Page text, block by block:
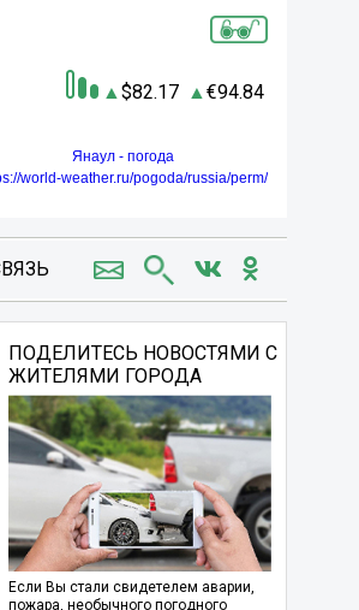
82.17 94.84
Янаул - погода
world-weather.ru/pogoda/russia/perm/
ПОДЕЛИТЕСЬ НОВОСТЯМИ С
ЖИТЕЛЯМИ ГОРОДА
Если Вы стали свидетелем аварии,
пожара, необычного погодного